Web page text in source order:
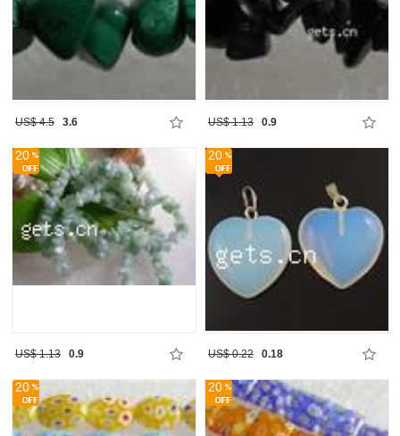
US$ 4.5 3.6 US$ 1.13 0.9
20
US$ 1.13 0.9
20
US$ 0.22 0.18
20 20